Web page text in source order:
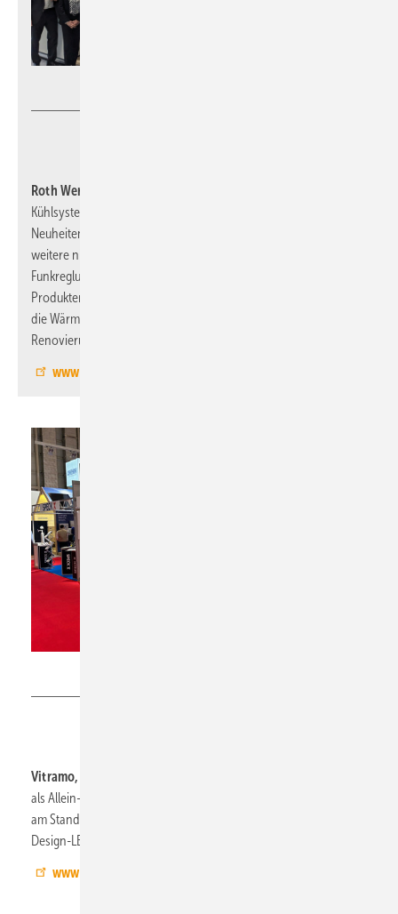
Roth Werke, 4.0-C20/C45,
Kühlsysteme mit unterschiedlichen Aufbauhöhen. Zu den
Neuheiten zählt ein 11-mm-Panelsystem für den Boden und
weitere niedrig aufbauende Flächenheizsysteme. Die
Funkreglung Touchline SL wurde mit neuen Funktionen und
Produkten erweitert. Außerdem: Rohr-Installationssysteme sowie
die Wärmepumpe ThermoAura FR 16 und der 400-Liter-
Renovierungspeicher.
www.roth-werke.de
Vitramo, 11.0-E72,
als Allein- oder Ergänzungsheizung fürs ganze Haus. Außerdem
am Stand zu sehen sind die jüngsten Produktneuheiten wie die
Design-LED-Leuchte mit integriertem Heizelement.
www.infrarotheizung-vitramo.de